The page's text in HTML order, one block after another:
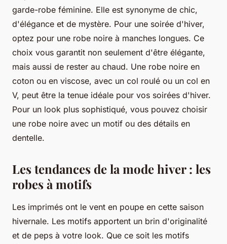
garde-robe féminine. Elle est synonyme de chic,
d'élégance et de mystère. Pour une soirée d'hiver,
optez pour une robe noire à manches longues. Ce
choix vous garantit non seulement d'être élégante,
mais aussi de rester au chaud. Une robe noire en
coton ou en viscose, avec un col roulé ou un col en
V, peut être la tenue idéale pour vos soirées d'hiver.
Pour un look plus sophistiqué, vous pouvez choisir
une robe noire avec un motif ou des détails en
dentelle.
Les tendances de la mode hiver : les
robes à motifs
Les imprimés ont le vent en poupe en cette saison
hivernale. Les motifs apportent un brin d'originalité
et de peps à votre look. Que ce soit les motifs